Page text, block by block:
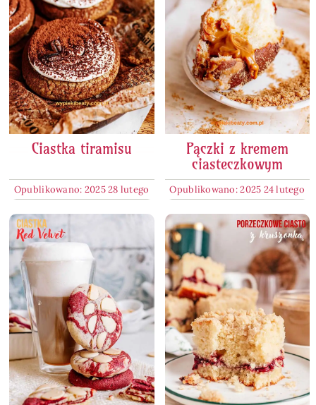
Ciastka tiramisu
Opublikowano: 2025 28 lutego
Pączki z kremem
ciasteczkowym
Opublikowano: 2025 24 lutego